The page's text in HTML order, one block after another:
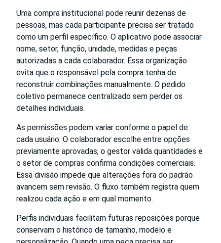
Uma compra institucional pode reunir dezenas de
pessoas, mas cada participante precisa ser tratado
como um perfil específico. O aplicativo pode associar
nome, setor, função, unidade, medidas e peças
autorizadas a cada colaborador. Essa organização
evita que o responsável pela compra tenha de
reconstruir combinações manualmente. O pedido
coletivo permanece centralizado sem perder os
detalhes individuais.
As permissões podem variar conforme o papel de
cada usuário. O colaborador escolhe entre opções
previamente aprovadas, o gestor valida quantidades e
o setor de compras confirma condições comerciais.
Essa divisão impede que alterações fora do padrão
avancem sem revisão. O fluxo também registra quem
realizou cada ação e em qual momento.
Perfis individuais facilitam futuras reposições porque
conservam o histórico de tamanho, modelo e